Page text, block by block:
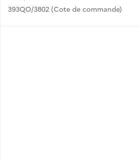
393QO/3802 (Cote de commande)